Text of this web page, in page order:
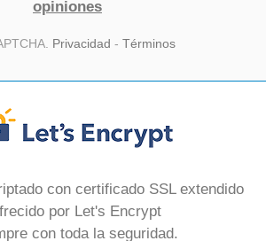
opiniones
Privacidad - Términos
con certificado SSL extendido
por Let's Encrypt
con toda la seguridad.